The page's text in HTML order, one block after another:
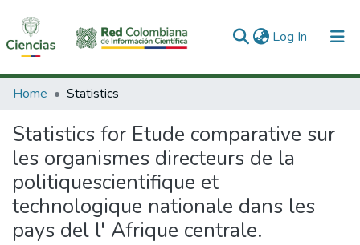
Log In (current)
Communities & Collections
All of DSpace
Home Statistics
Statistics for Etude comparative sur
les organismes directeurs de la
politiquescientifique et
technologique nationale dans les
pays del l' Afrique centrale.